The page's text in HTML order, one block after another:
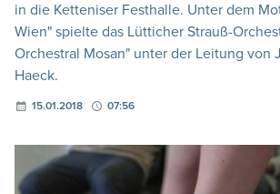
in die Ketteniser Festhalle. Unter dem
Wien" spielte das Lütticher Strauß-
Orchestral Mosan" unter der Leitung von
Haeck.
15.01.2018 07:56